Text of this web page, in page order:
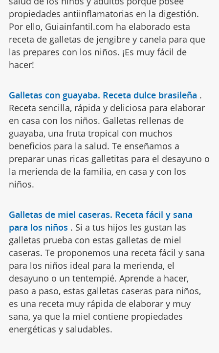
propiedades antiinflamatorias en la digestión.
Por ello, Guiainfantil.com ha elaborado esta
receta de galletas de jengibre y canela para que
las prepares con los niños. ¡Es muy fácil de
hacer!
Galletas con guayaba. Receta dulce brasileña .
Receta sencilla, rápida y deliciosa para elaborar
en casa con los niños. Galletas rellenas de
guayaba, una fruta tropical con muchos
beneficios para la salud. Te enseñamos a
preparar unas ricas galletitas para el desayuno o
la merienda de la familia, en casa y con los
niños.
Galletas de miel caseras. Receta fácil y sana
para los niños . Si a tus hijos les gustan las
galletas prueba con estas galletas de miel
caseras. Te proponemos una receta fácil y sana
para los niños ideal para la merienda, el
desayuno o un tentempié. Aprende a hacer,
paso a paso, estas galletas caseras para niños,
es una receta muy rápida de elaborar y muy
sana, ya que la miel contiene propiedades
energéticas y saludables.